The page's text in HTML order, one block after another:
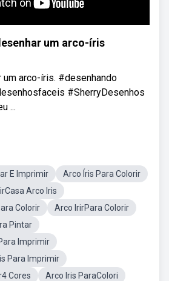
um arco-íris
um arco-íris. #desenhando
#SherryDesenhos
...
E Imprimir
Arco Íris Para Colorir
Arco Iris
Colorir
Arco IrirPara Colorir
Pintar
Imprimir
Para Imprimir
Cores
Arco Iris ParaColori